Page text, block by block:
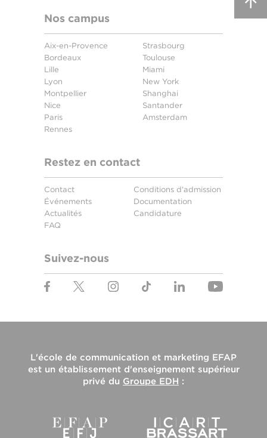
Nos campus
Aix-en-Provence
Bordeaux
Lille
Lyon
Montpellier
Nice
Paris
Rennes
Strasbourg
Toulouse
Miami
New York
Shanghai
Santander
Amsterdam
Restez en contact
Contact
Événements
Actualités
FAQ
Conditions d'admission
Documentation
Candidature
Suivez-nous
L'école de communication et marketing EFAP
est un établissement d'enseignement supérieur
privé du Groupe EDH :